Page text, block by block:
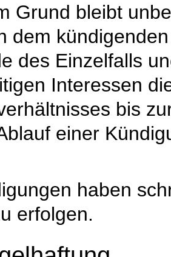
Grund bleibt
dem
des Einzelfalls
Interessen
bis
einer
haben
erfolgen.